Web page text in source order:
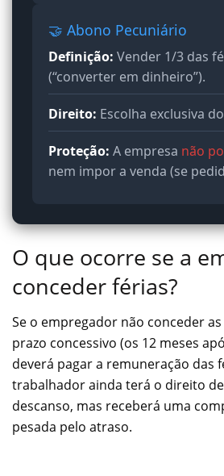
🤝 Abono Pecuniário
Definição: Vender 1/3 das
(“converter em dinheiro”).
Direito: Escolha exclusiva
Proteção: A empresa não
nem impor a venda (se
O que ocorre se a
conceder férias?
Se o empregador não conceder
prazo concessivo (os 12 meses
deverá pagar a remuneração das
trabalhador ainda terá o direito
descanso, mas receberá uma
pesada pelo atraso.